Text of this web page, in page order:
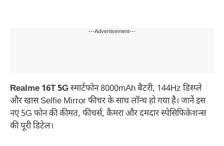
---Advertisement---
Realme 16T 5Gस्मार्टफोन 8000mAh बैटरी, 144Hz डिस्प्ले
और खास Selfie Mirror फीचर के साथ लॉन्च हो गया है। जानें इस
नए 5G फोन की कीमत, फीचर्स, कैमरा और दमदार स्पेसिफिकेशन्स
की पूरी डिटेल।